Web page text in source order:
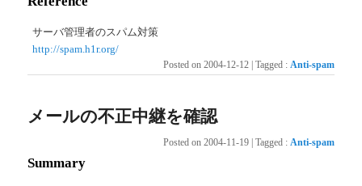
サーバ管理者のスパム対策
http://spam.h1r.org/
Posted on 2004-12-12 Tagged : Anti-spam
メールの不正中継を確認
Posted on 2004-11-19 | Tagged : Anti-spam
Summary